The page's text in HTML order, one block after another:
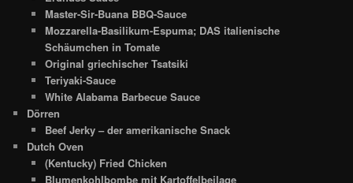
Master-Sir-Buana BBQ-Sauce
Mozzarella-Basilikum-Espuma; DAS italienische
Schäumchen in Tomate
Original griechischer Tsatsiki
Teriyaki-Sauce
White Alabama Barbecue Sauce
Dörren
Beef Jerky – der amerikanische Snack
Dutch Oven
(Kentucky) Fried Chicken
Blumenkohlbombe mit Kartoffelbeilage